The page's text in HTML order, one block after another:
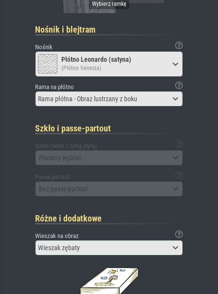
Nośnik i blejtram
Nośnik
Płótno Leonardo (satyna)
(Płótno Venezia)
Rama na płótno
Rama płótna - Obraz lustrzany z boku
Szkło i passe-partout
Szkło (wraz z tylną płytą)
Prosimy wybrać
Passe-partout
Bez passe-partout
Różne i dodatkowe
Wieszak na obraz
Wieszak zębaty